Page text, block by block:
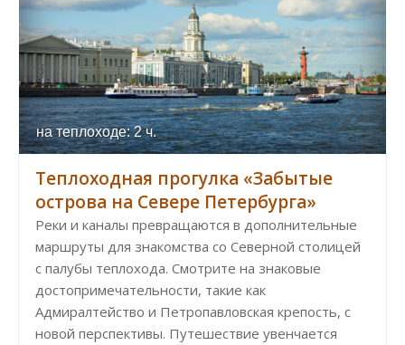
на теплоходе: 2 ч.
Теплоходная прогулка «Забытые
острова на Севере Петербурга»
Реки и каналы превращаются в дополнительные
маршруты для знакомства со Северной столицей
с палубы теплохода. Смотрите на знаковые
достопримечательности, такие как
Адмиралтейство и Петропавловская крепость, с
новой перспективы. Путешествие увенчается